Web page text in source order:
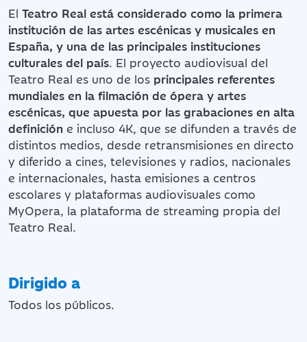
El Teatro Real está considerado como la primera
institución de las artes escénicas y musicales en
España, y una de las principales instituciones
culturales del país. El proyecto audiovisual del
Teatro Real es uno de los principales referentes
mundiales en la filmación de ópera y artes
escénicas, que apuesta por las grabaciones en alta
definición e incluso 4K, que se difunden a través de
distintos medios, desde retransmisiones en directo
y diferido a cines, televisiones y radios, nacionales
e internacionales, hasta emisiones a centros
escolares y plataformas audiovisuales como
MyOpera, la plataforma de streaming propia del
Teatro Real.
Dirigido a
Todos los públicos.